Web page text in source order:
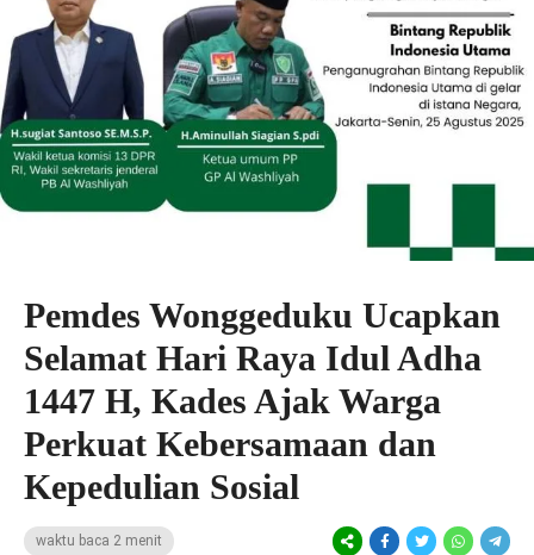
Pemdes Wonggeduku Ucapkan
Selamat Hari Raya Idul Adha
1447 H, Kades Ajak Warga
Perkuat Kebersamaan dan
Kepedulian Sosial
waktu baca 2 menit